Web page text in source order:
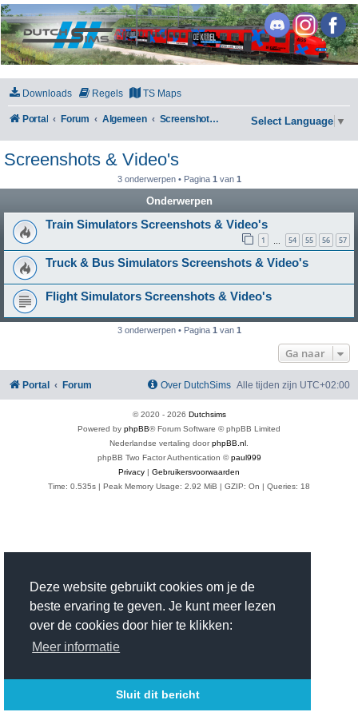
Deze website gebruikt cookies om je de
beste ervaring te geven. Je kunt meer lezen
over de cookies door hier te klikken:
Meer informatie
Sluit dit bericht
DutchSims
Downloads Regels TS Maps
Portal Forum Algemeen Screenshots & Video's Select Language ▼
Screenshots & Video's
3 onderwerpen • Pagina 1 van 1
Onderwerpen
Train Simulators Screenshots & Video's
1 54 55 56 57
Truck & Bus Simulators Screenshots & Video's
Flight Simulators Screenshots & Video's
3 onderwerpen • Pagina 1 van 1
Ga naar
Portal Forum Alle tijden zijn UTC+02:00
Over DutchSims
© 2020 - 2026 Dutchsims
Powered by phpBB® Forum Software © phpBB Limited
Nederlandse vertaling doorphpBB.nl
phpBB Two Factor Authentication ©paul999
Privacy | Gebruikersvoorwaarden
Time: 0.535s | Peak Memory Usage: 2.92 MiB | GZIP: On | Queries: 18